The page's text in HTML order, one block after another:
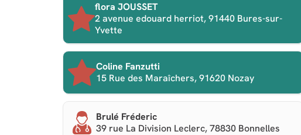
flora JOUSSET
2 avenue edouard herriot, 91440 Bures-sur-
Yvette
Coline Fanzutti
15 Rue des Maraîchers, 91620 Nozay
Brulé Fréderic
39 rue La Division Leclerc, 78830 Bonnelles